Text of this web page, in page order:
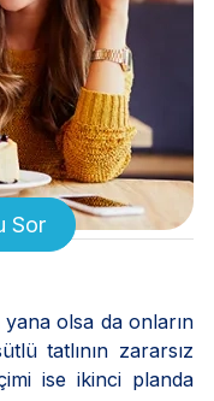
Sor
yana olsa da onların
tatlının zararsız
ise ikinci planda